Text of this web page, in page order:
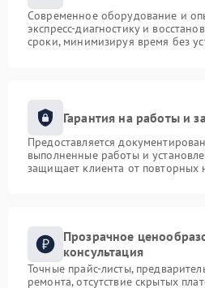
Современное оборудование и
экспресс-диагностику и
сроки, минимизируя время без
Гарантия на работы и
Предоставляется
выполненные работы и
защищает клиента от повторных
Прозрачное
консультация
Точные прайс-листы,
ремонта, отсутствие скрытых